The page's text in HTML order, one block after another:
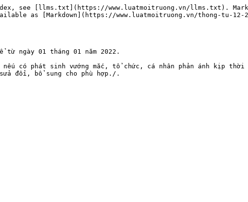
see [llms.txt](https://www.luatmoitruong.vn/llms.txt).
as [Markdown](https://www.luatmoitruong.vn/thong-tu-
ngày 01 tháng 01 năm 2022.
có phát sinh vướng mắc, tổ chức, cá nhân phản ánh kịp thời